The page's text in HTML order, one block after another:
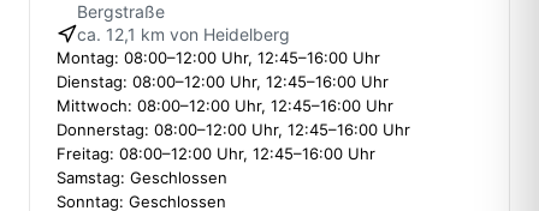
Bergstraße
ca. 12,1 km von Heidelberg
Montag: 08:00–12:00 Uhr, 12:45–16:00 Uhr
Dienstag: 08:00–12:00 Uhr, 12:45–16:00 Uhr
Mittwoch: 08:00–12:00 Uhr, 12:45–16:00 Uhr
Donnerstag: 08:00–12:00 Uhr, 12:45–16:00 Uhr
Freitag: 08:00–12:00 Uhr, 12:45–16:00 Uhr
Samstag: Geschlossen
Sonntag: Geschlossen